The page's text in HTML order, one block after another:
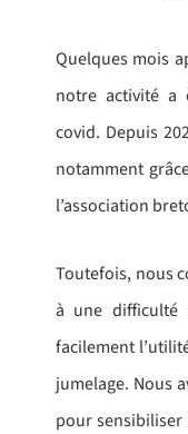
Quelques mois
notre activité a
covid. Depuis
notamment
l’association
Toutefois, nous
à une difficulté
facilement
jumelage. Nous
pour sensibiliser